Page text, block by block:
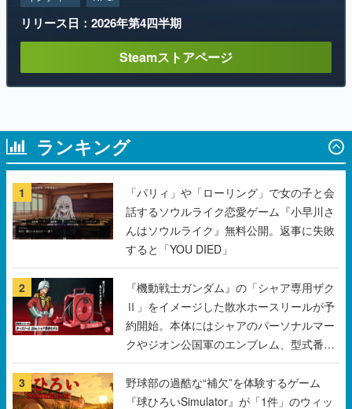
ランキング
1
「パリィ」や「ローリング」で女の子と会
話するソウルライク恋愛ゲーム『小早川さ
んはソウルライク』無料公開。返事に失敗
すると「YOU DIED」
2
『機動戦士ガンダム』の「シャア専用ザク
Ⅱ」をイメージした散水ホースリールが予
約開始。本体にはシャアのパーソナルマー
クやジオン公国軍のエンブレム、型式番号
などを配置
3
野球部の過酷な“補欠”を体験するゲーム
『球ひろいSimulator』が「1件」のウィッ
シュリストをもとにチェコ語に対応しSNS
で話題に。『キングダム・カム』開発元や
チェコのプロ野球選手から称賛の声